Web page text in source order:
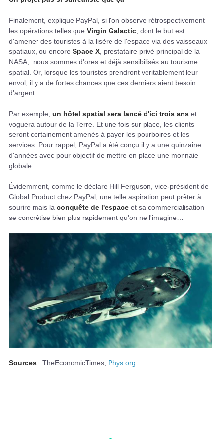
Finalement, explique PayPal, si l'on observe rétrospectivement
les opérations telles que Virgin Galactic , dont le but est
d'amener des touristes à la lisère de l'espace via des vaisseaux
spatiaux, ou encore Space X , prestataire privé principal de la
NASA, nous sommes d'ores et déjà sensibilisés au tourisme
spatial. Or, lorsque les touristes prendront véritablement leur
envol, il y a de fortes chances que ces derniers aient besoin
d'argent.
Par exemple, un hôtel spatial sera lancé d'ici trois ans et
voguera autour de la Terre. Et une fois sur place, les clients
seront certainement amenés à payer les pourboires et les
services. Pour rappel, PayPal a été conçu il y a une quinzaine
d'années avec pour objectif de mettre en place une monnaie
globale.
Évidemment, comme le déclare Hill Ferguson, vice-président de
Global Product chez PayPal, une telle aspiration peut prêter à
sourire mais la conquête de l'espace et sa commercialisation
se concrétise bien plus rapidement qu'on ne l'imagine…
Sources : TheEconomicTimes, Phys.org